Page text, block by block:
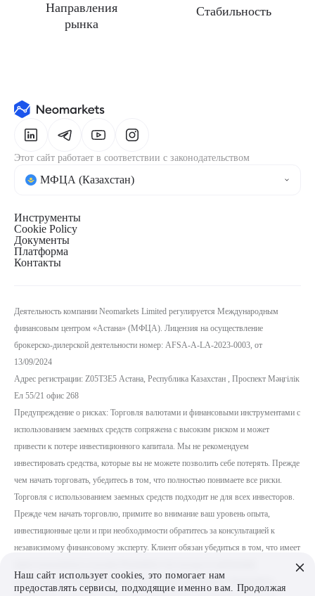
Направления
рынка
Стабильность
Этот сайт работает в соответствии с законодательством
МФЦА (Казахстан)
Инструменты
Cookie Policy
Документы
Платформа
Контакты
Деятельность компании Neomarkets Limited регулируется Международным
финансовым центром «Астана» (МФЦА). Лицензия на осуществление
брокерско-дилерской деятельности номер: AFSA-A-LA-2023-0003, от
13/09/2024
Адрес регистрации: Z05T3E5 Астана, Республика Казахстан , Проспект Мәңгілік
Ел 55/21 офис 268
Предупреждение о рисках: Торговля валютами и финансовыми инструментами с
использованием заемных средств сопряжена с высоким риском и может
привести к потере инвестиционного капитала. Мы не рекомендуем
инвестировать средства, которые вы не можете позволить себе потерять. Прежде
чем начать торговать, убедитесь в том, что полностью понимаете все риски.
Торговля с использованием заемных средств подходит не для всех инвесторов.
Прежде чем начать торговлю, примите во внимание ваш уровень опыта,
инвестиционные цели и при необходимости обратитесь за консультацией к
независимому финансовому эксперту. Клиент обязан убедиться в том, что имеет
установленных законодательством в его стране проживания. Пожалуйста,
Наш сайт использует cookies, это помогает нам
предоставлять сервисы, подходящие именно вам. Продолжая